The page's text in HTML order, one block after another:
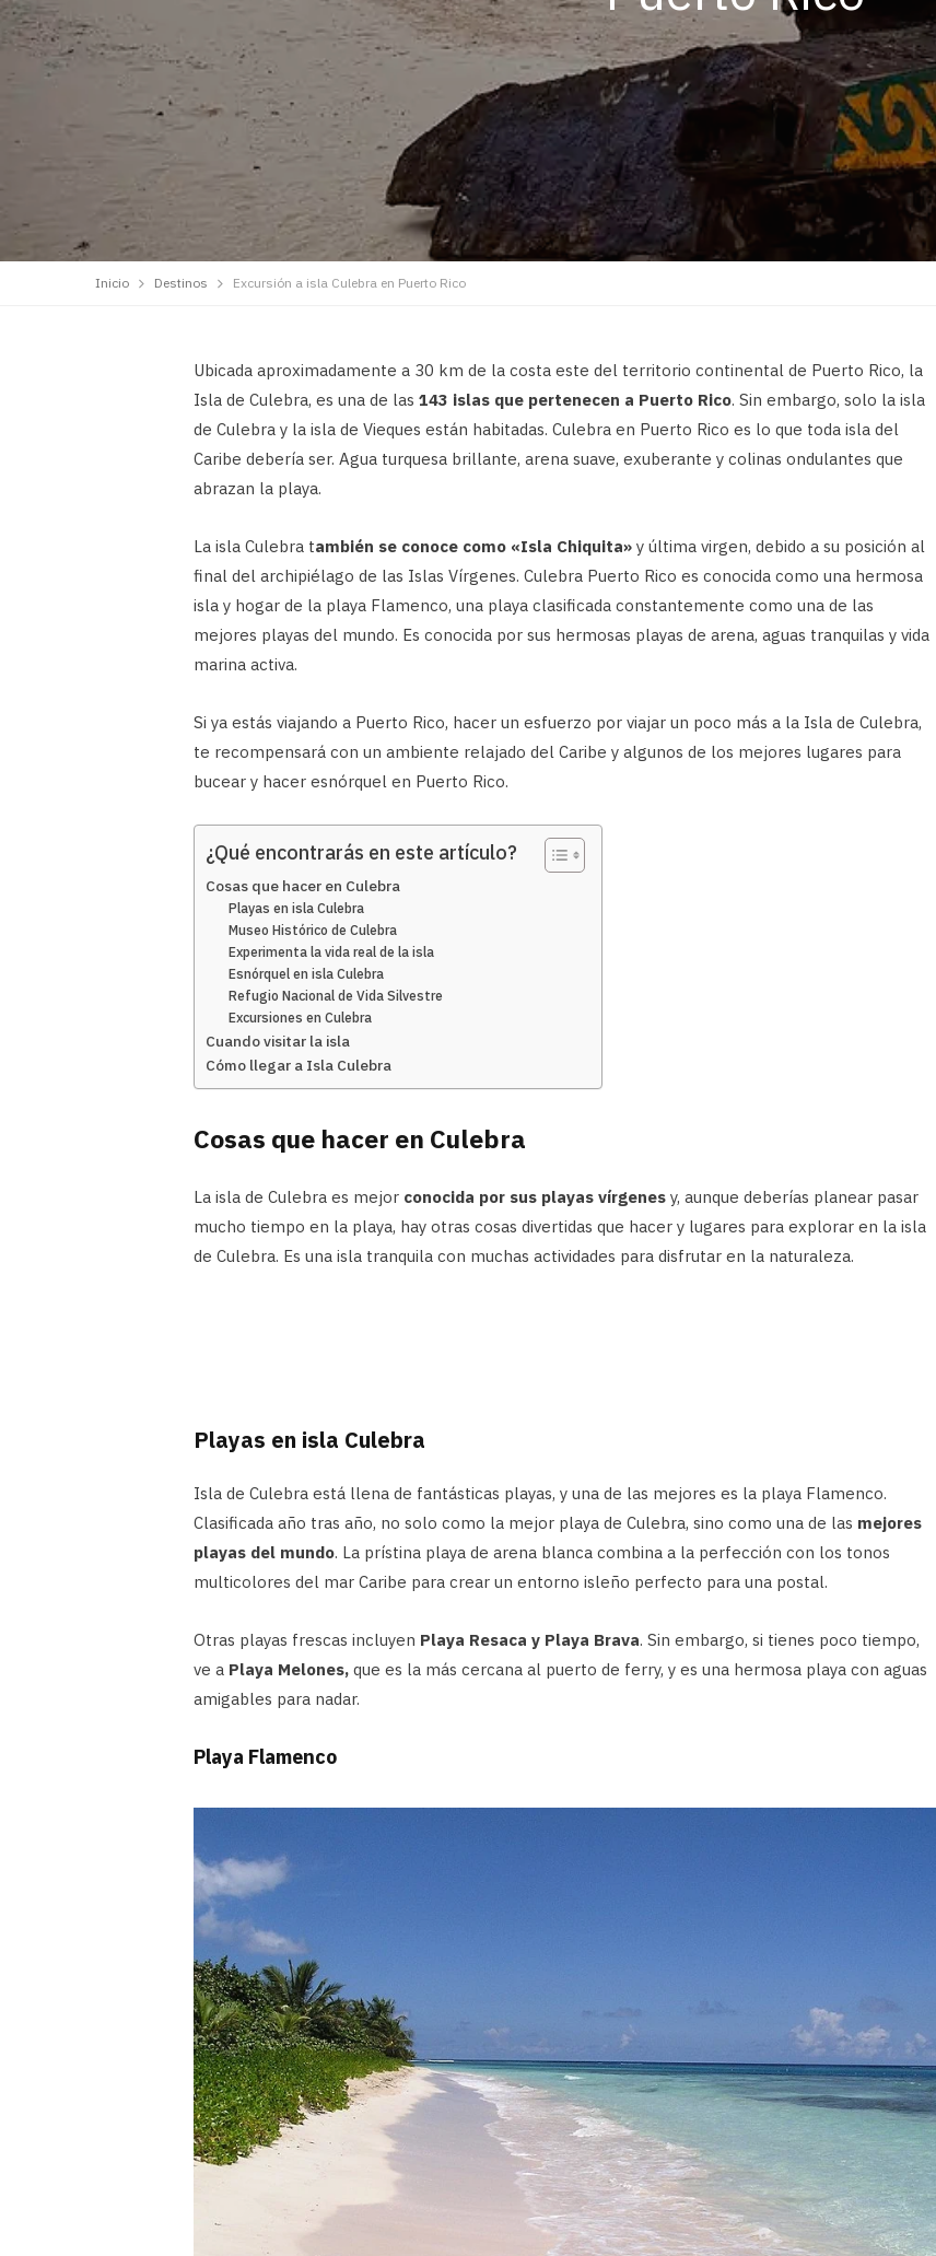
Inicio Destinos Excursión a isla Culebra en Puerto Rico
Ubicada aproximadamente a 30 km de la costa este del territorio continental de Puerto Rico, la
Isla de Culebra, es una de las 143 islas que pertenecen a Puerto Rico. Sin embargo, solo la isla
de Culebra y la isla de Vieques están habitadas. Culebra en Puerto Rico es lo que toda isla del
Caribe debería ser. Agua turquesa brillante, arena suave, exuberante y colinas ondulantes que
abrazan la playa.
La isla Culebra también se conoce como «Isla Chiquita» y última virgen, debido a su posición al
final del archipiélago de las Islas Vírgenes. Culebra Puerto Rico es conocida como una hermosa
isla y hogar de la playa Flamenco, una playa clasificada constantemente como una de las
mejores playas del mundo. Es conocida por sus hermosas playas de arena, aguas tranquilas y vida
marina activa.
Si ya estás viajando a Puerto Rico, hacer un esfuerzo por viajar un poco más a la Isla de Culebra,
te recompensará con un ambiente relajado del Caribe y algunos de los mejores lugares para
bucear y hacer esnórquel en Puerto Rico.
¿Qué encontrarás en este artículo?
Cosas que hacer en Culebra
Playas en isla Culebra
Museo Histórico de Culebra
Experimenta la vida real de la isla
Esnórquel en isla Culebra
Refugio Nacional de Vida Silvestre
Excursiones en Culebra
Cuando visitar la isla
Cómo llegar a Isla Culebra
Cosas que hacer en Culebra
La isla de Culebra es mejor conocida por sus playas vírgenes y, aunque deberías planear pasar
mucho tiempo en la playa, hay otras cosas divertidas que hacer y lugares para explorar en la isla
de Culebra. Es una isla tranquila con muchas actividades para disfrutar en la naturaleza.
Playas en isla Culebra
Isla de Culebra está llena de fantásticas playas, y una de las mejores es la playa Flamenco.
Clasificada año tras año, no solo como la mejor playa de Culebra, sino como una de las mejores
playas del mundo. La prístina playa de arena blanca combina a la perfección con los tonos
multicolores del mar Caribe para crear un entorno isleño perfecto para una postal.
Otras playas frescas incluyen Playa Resaca y Playa Brava. Sin embargo, si tienes poco tiempo,
ve a Playa Melones, que es la más cercana al puerto de ferry, y es una hermosa playa con aguas
amigables para nadar.
Playa Flamenco